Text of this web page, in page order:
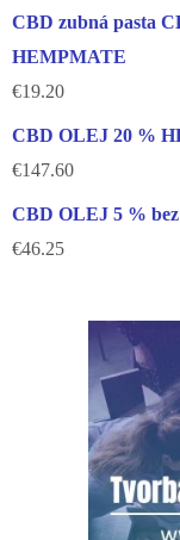
CBD zubná pasta
HEMPMATE
€19.20
CBD OLEJ 20 %
€147.60
CBD OLEJ 5 %
€46.25